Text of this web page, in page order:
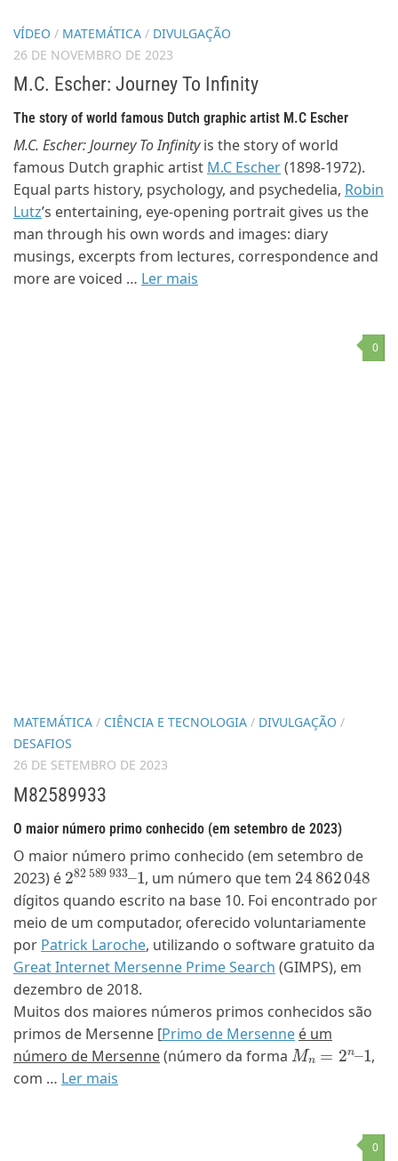
VÍDEO / MATEMÁTICA / DIVULGAÇÃO
26 DE NOVEMBRO DE 2023
M.C. Escher: Journey To Infinity
The story of world famous Dutch graphic artist M.C Escher
M.C. Escher: Journey To Infinityis the story of world
famous Dutch graphic artist M.C Escher(1898-1972).
Equal parts history, psychology, and psychedelia, Robin
Lutz’s entertaining, eye-opening portrait gives us the
man through his own words and images: diary
musings, excerpts from lectures, correspondence and
more are voiced … Ler mais
0
MATEMÁTICA / CIÊNCIA E TECNOLOGIA / DIVULGAÇÃO /
DESAFIOS
26 DE SETEMBRO DE 2023
M82589933
O maior número primo conhecido (em setembro de 2023)
O maior número primo conhecido (em setembro de
2023) é
282589933–
1
, um número que tem
24862 048
dígitos quando escrito na base 10. Foi encontrado por
meio de um computador, oferecido voluntariamente
por Patrick Laroche, utilizando o software gratuito da
Great Internet Mersenne Prime Search (GIMPS), em
dezembro de 2018.
Muitos dos maiores números primos conhecidos são
primos de Mersenne [Primo de Mersenne é um
número de Mersenne(número da forma
Mn=2
,
com … Ler mais
0